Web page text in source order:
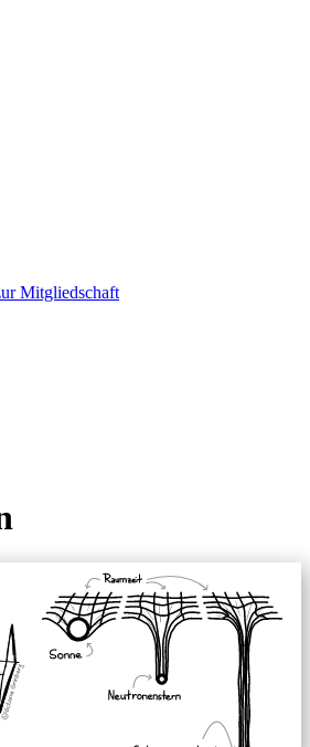
Mitgliedschaft